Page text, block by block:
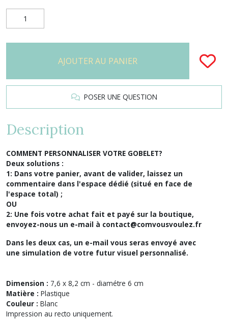
AJOUTER AU PANIER
POSER UNE QUESTION
Description
COMMENT PERSONNALISER VOTRE GOBELET?
Deux solutions :
1: Dans votre panier, avant de valider, laissez un
commentaire dans l'espace dédié (situé en face de
l'espace total) ;
OU
2: Une fois votre achat fait et payé sur la boutique,
envoyez-nous un e-mail à contact@comvousvoulez.fr
Dans les deux cas, un e-mail vous seras envoyé avec
une simulation de votre futur visuel personnalisé.
Dimension : 7,6 x 8,2 cm - diamétre 6 cm
Matière : Plastique
Couleur : Blanc
Impression au recto uniquement.